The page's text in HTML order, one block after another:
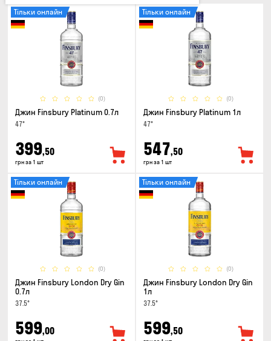
(0)
Тільки онлайн
Джин Finsbury Platinum 0.7л
47°
399,50
грн за 1 шт
(0)
Тільки онлайн
Джин Finsbury Platinum 1л
47°
547,50
грн за 1 шт
(0)
Тільки онлайн
Джин Finsbury London Dry Gin
0.7л
37.5°
599,00
(0)
Тільки онлайн
Джин Finsbury London Dry Gin
1л
37.5°
599,50